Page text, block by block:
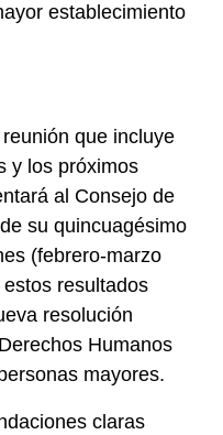
establecimiento
que incluye
y los próximos
al Consejo de
su quincuagésimo
(febrero-marzo
resultados
resolución
Humanos
mayores.
claras